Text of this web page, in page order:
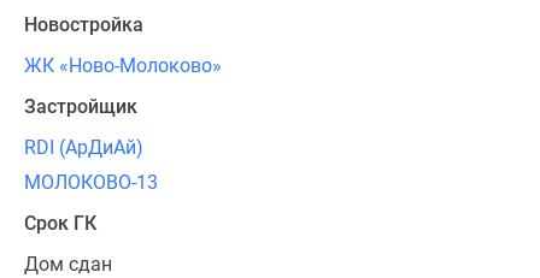
Новостройка
ЖК «Ново-Молоково»
Застройщик
RDI (АрДиАй)
МОЛОКОВО-13
Срок ГК
Дом сдан